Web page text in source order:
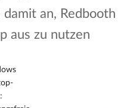
an, Redbooth
aus zu nutzen